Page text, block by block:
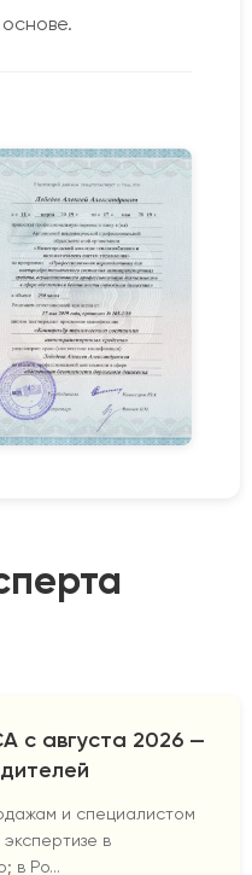
с августа 2026 —
и специалистом
в
в Ро...